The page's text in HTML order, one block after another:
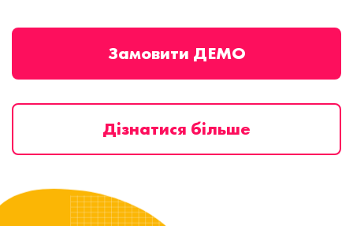
Замовити ДЕМО
Дізнатися більше